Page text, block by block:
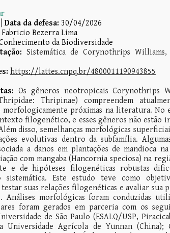
Data da defesa: 30/04/2026
Bezerra Lima
da Biodiversidade
Sistemática de Corynothrips
https://lattes.cnpq.br/4800011190943855
Os gêneros neotropicais Corynothrips
Thripinae) compreendem
próximas na literatura. No
filogenético, e esses gêneros não estão
disso, semelhanças morfológicas
evolutivas dentro da subfamília.
a danos em plantações de mandioca
com mangaba (Hancornia speciosa) na
e de hipóteses filogenéticas robustas
sistemática. Este estudo teve como
suas relações filogenéticas e avaliar sua
Análises morfológicas foram conduzidas
foram gerados em parceria com os
de São Paulo (ESALQ/USP,
Universidade Agrícola de Yunnan